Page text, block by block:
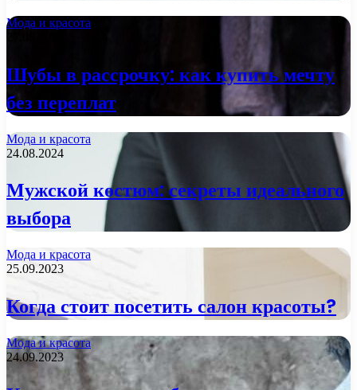
Мода и красота
Шубы в рассрочку: как купить мечту
без переплат
Мода и красота
24.08.2024
Мужской костюм: секреты идеального
выбора
Мода и красота
25.09.2023
Когда стоит посетить салон красоты?
Мода и красота
24.09.2023